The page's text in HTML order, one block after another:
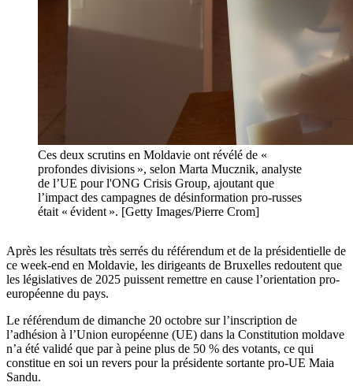
Ces deux scrutins en Moldavie ont révélé de «
profondes divisions », selon Marta Mucznik, analyste
de l’UE pour l'ONG Crisis Group, ajoutant que
l’impact des campagnes de désinformation pro-russes
était « évident ». [Getty Images/Pierre Crom]
Après les résultats très serrés du référendum et de la présidentielle de
ce week-end en Moldavie, les dirigeants de Bruxelles redoutent que
les législatives de 2025 puissent remettre en cause l’orientation pro-
européenne du pays.
Le référendum de dimanche 20 octobre sur l’inscription de
l’adhésion à l’Union européenne (UE) dans la Constitution moldave
n’a été validé que par à peine plus de 50 % des votants, ce qui
constitue en soi un revers pour la présidente sortante pro-UE Maia
Sandu.